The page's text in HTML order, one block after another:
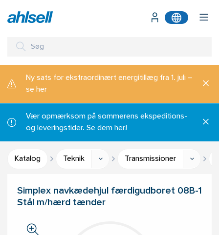
Ny sats for ekstraordinært energitillæg fra 1. juli –
se her
Vær opmærksom på sommerens ekspeditions-
og leveringstider. Se dem her!
Katalog Teknik Transmissioner
Simplex navkædehjul færdigudboret 08B-1
Stål m/hærd tænder